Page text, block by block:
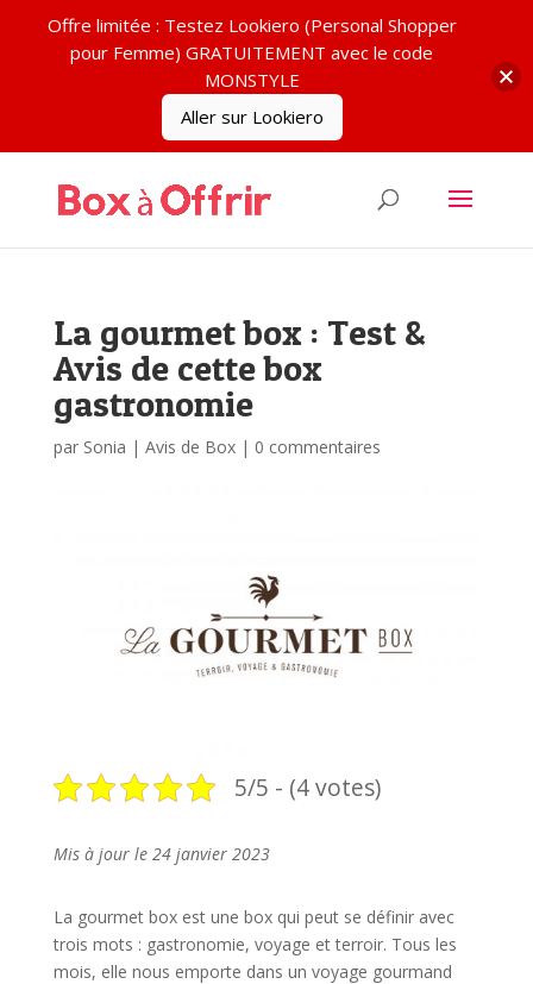
La gourmet box : Test &
Avis de cette box
gastronomie
par Sonia | Avis de Box| 0 commentaires
5/5 - (4 votes)
Mis à jour le 24 janvier 2023
La gourmet box est une box qui peut se définir avec
trois mots : gastronomie, voyage et terroir. Tous les
mois, elle nous emporte dans un voyage gourmand
Offre limitée : Testez Lookiero (Personal Shopper
pour Femme) GRATUITEMENT avec le code
MONSTYLE
Aller sur Lookiero